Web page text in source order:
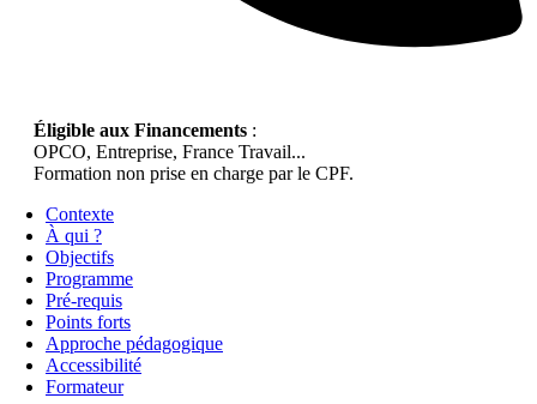
Éligible aux Financements :
OPCO, Entreprise, France Travail...
Formation non prise en charge par le CPF.
Contexte
À qui ?
Objectifs
Programme
Pré-requis
Points forts
Approche pédagogique
Accessibilité
Formateur